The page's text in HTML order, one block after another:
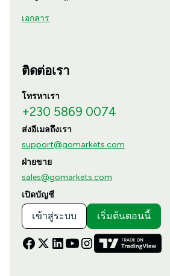
เอกสาร
ติดต่อเรา
โทรหาเรา
+230 5869 0074
ส่งอีเมลถึงเรา
support@gomarkets.com
ฝ่ายขาย
sales@gomarkets.com
เปิดบัญชี
เข้าสู่ระบบ เริ่มต้นตอนนี้